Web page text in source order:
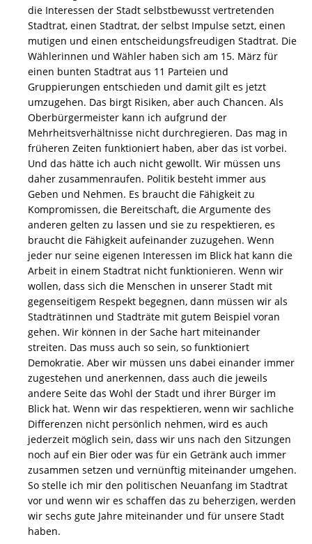
die Interessen der Stadt selbstbewusst vertretenden
Stadtrat, einen Stadtrat, der selbst Impulse setzt, einen
mutigen und einen entscheidungsfreudigen Stadtrat. Die
Wählerinnen und Wähler haben sich am 15. März für
einen bunten Stadtrat aus 11 Parteien und
Gruppierungen entschieden und damit gilt es jetzt
umzugehen. Das birgt Risiken, aber auch Chancen. Als
Oberbürgermeister kann ich aufgrund der
Mehrheitsverhältnisse nicht durchregieren. Das mag in
früheren Zeiten funktioniert haben, aber das ist vorbei.
Und das hätte ich auch nicht gewollt. Wir müssen uns
daher zusammenraufen. Politik besteht immer aus
Geben und Nehmen. Es braucht die Fähigkeit zu
Kompromissen, die Bereitschaft, die Argumente des
anderen gelten zu lassen und sie zu respektieren, es
braucht die Fähigkeit aufeinander zuzugehen. Wenn
jeder nur seine eigenen Interessen im Blick hat kann die
Arbeit in einem Stadtrat nicht funktionieren. Wenn wir
wollen, dass sich die Menschen in unserer Stadt mit
gegenseitigem Respekt begegnen, dann müssen wir als
Stadträtinnen und Stadträte mit gutem Beispiel voran
gehen. Wir können in der Sache hart miteinander
streiten. Das muss auch so sein, so funktioniert
Demokratie. Aber wir müssen uns dabei einander immer
zugestehen und anerkennen, dass auch die jeweils
andere Seite das Wohl der Stadt und ihrer Bürger im
Blick hat. Wenn wir das respektieren, wenn wir sachliche
Differenzen nicht persönlich nehmen, wird es auch
jederzeit möglich sein, dass wir uns nach den Sitzungen
noch auf ein Bier oder was für ein Getränk auch immer
zusammen setzen und vernünftig miteinander umgehen.
So stelle ich mir den politischen Neuanfang im Stadtrat
vor und wenn wir es schaffen das zu beherzigen, werden
wir sechs gute Jahre miteinander und für unsere Stadt
haben.